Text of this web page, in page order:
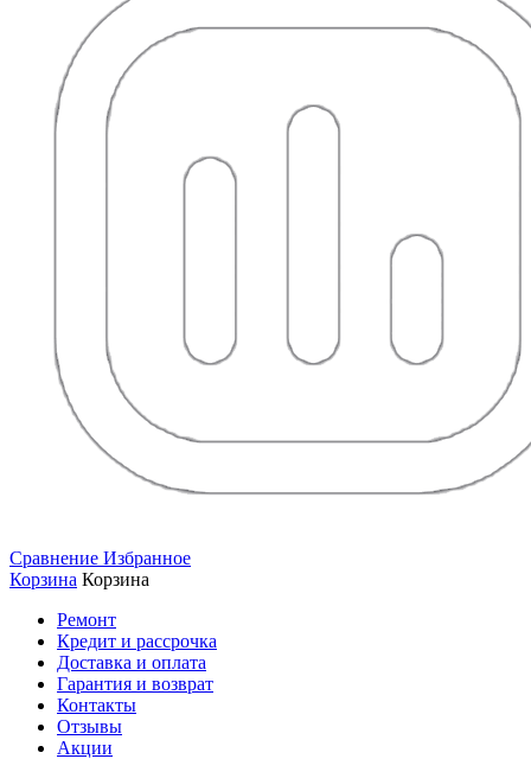
Сравнение Избранное
Корзина Корзина
Ремонт
Кредит и рассрочка
Доставка и оплата
Гарантия и возврат
Контакты
Отзывы
Акции